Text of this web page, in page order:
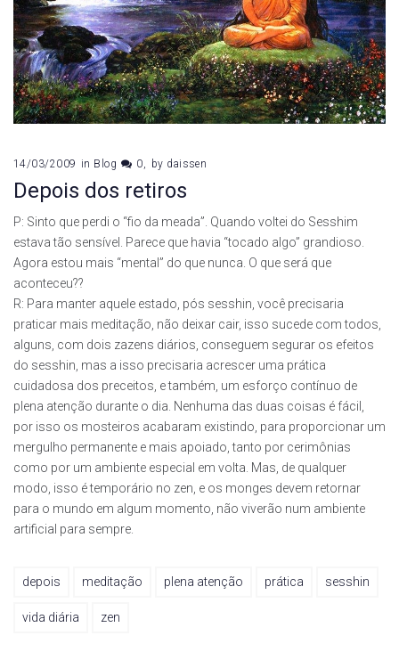
14/03/2009 in Blog 0 by daissen
Depois dos retiros
P: Sinto que perdi o “fio da meada”. Quando voltei do Sesshim
estava tão sensível. Parece que havia “tocado algo” grandioso.
Agora estou mais “mental” do que nunca. O que será que
aconteceu??
R: Para manter aquele estado, pós sesshin, você precisaria
praticar mais meditação, não deixar cair, isso sucede com todos,
alguns, com dois zazens diários, conseguem segurar os efeitos
do sesshin, mas a isso precisaria acrescer uma prática
cuidadosa dos preceitos, e também, um esforço contínuo de
plena atenção durante o dia. Nenhuma das duas coisas é fácil,
por isso os mosteiros acabaram existindo, para proporcionar um
mergulho permanente e mais apoiado, tanto por cerimônias
como por um ambiente especial em volta. Mas, de qualquer
modo, isso é temporário no zen, e os monges devem retornar
para o mundo em algum momento, não viverão num ambiente
artificial para sempre.
depois meditação plena atenção prática sesshin
vida diária zen